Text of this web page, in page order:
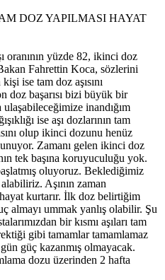
DOZ YAPILMASI HAYAT
oranının yüzde 82, ikinci doz
Fahrettin Koca, sözlerini
ise tam doz aşısını
doz başarısı bizi büyük bir
ulaşabileceğimize inandığım
ise aşı dozlarının tam
olup ikinci dozunu henüz
Zamanı gelen ikinci doz
tek başına koruyuculuğu yok.
oluyoruz. Beklediğimiz
alabiliriz. Aşının zaman
kurtarır. İlk doz belirtiğim
almayı ummak yanlış olabilir. Şu
bir kısmı aşıları tam
gibi tamamlar tamamlamaz
güç kazanmış olmayacak.
dozu üzerinden 2 hafta